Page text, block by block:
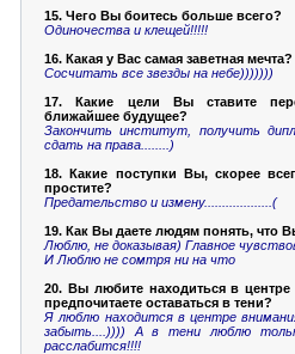
15. Чего Вы боитесь больше всего?
Одиночества и клещей!!!!!
16. Какая у Вас самая заветная мечта?
Сосчитать все звезды на небе)))))))
17. Какие цели Вы ставите
ближайшее будущее?
Закончить институт, получить
сдать на права........)
18. Какие поступки Вы, скорее
простите?
Предательство и измену...................(
19. Как Вы даете людям понять, что
Люблю, не доказывая) Главное
И Люблю не сомтря ни на что
20. Вы любите находиться в
предпочитаете оставаться в тени?
Я люблю находится в центре
забыть....)))) А в тени люблю
расслабится!!!!